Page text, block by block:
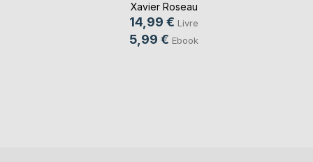
Xavier Roseau
14,99 € Livre
5,99 € Ebook